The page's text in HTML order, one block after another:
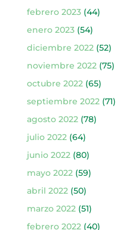
febrero 2023(44)
enero 2023(54)
diciembre 2022(52)
noviembre 2022(75)
octubre 2022(65)
septiembre 2022(71)
agosto 2022(78)
julio 2022(64)
junio 2022(80)
mayo 2022(59)
abril 2022(50)
marzo 2022(51)
febrero 2022(40)